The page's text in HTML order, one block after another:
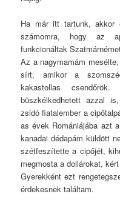
Ha már itt tartunk, akkor
számomra, hogy az
funkcionáltak
Az a nagymamám
sírt, amikor a
kakastollas
büszkélkedhetett azzal
zsidó fiatalember a
as évek Romániájába azt
kanadai dédapám küldött
szétfeszítette a cipőjét,
megmosta a dollárokat,
Gyerekként ezt
érdekesnek találtam.